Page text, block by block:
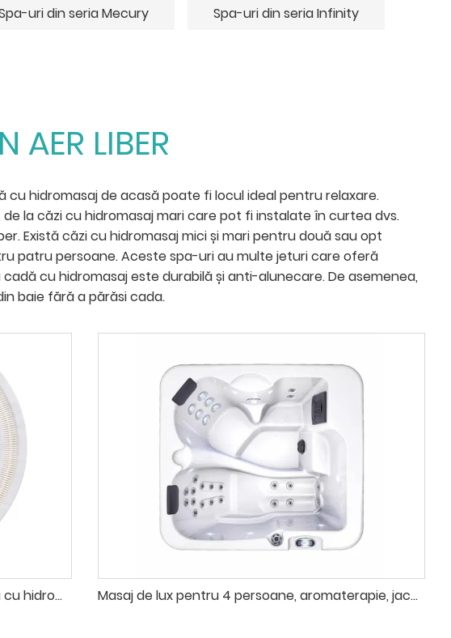
uri din seria Mecury Spa-uri din seria Infinity
AER LIBER
hidromasaj de acasă poate fi locul ideal pentru relaxare.
la căzi cu hidromasaj mari care pot fi instalate în curtea dvs.
Există căzi cu hidromasaj mici și mari pentru două sau opt
patru persoane. Aceste spa-uri au multe jeturi care oferă
cu hidromasaj este durabilă și anti-alunecare. De asemenea,
baie fără a părăsi cada.
Cadă de baie rotundă acrilică pentru spa cu hidromasaj în aer liber Masaj de lux pentru 4 persoane, aromaterapie, jacuzzi